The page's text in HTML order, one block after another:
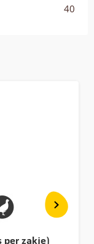
40
per zakje)